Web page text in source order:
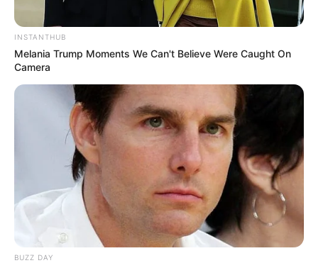
INSTANTHUB
Melania Trump Moments We Can't Believe Were Caught On
Camera
BUZZ DAY